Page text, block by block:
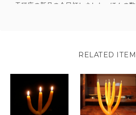
天秤座の新月の今日灯しました。ほんの
も投稿くださりあり
そのように仰ってく
す。長年購入くださ
蝋の光は患者から出
RELATED